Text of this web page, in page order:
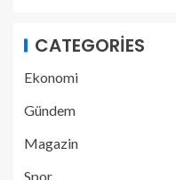
CATEGORIES
Ekonomi
Gündem
Magazin
Spor